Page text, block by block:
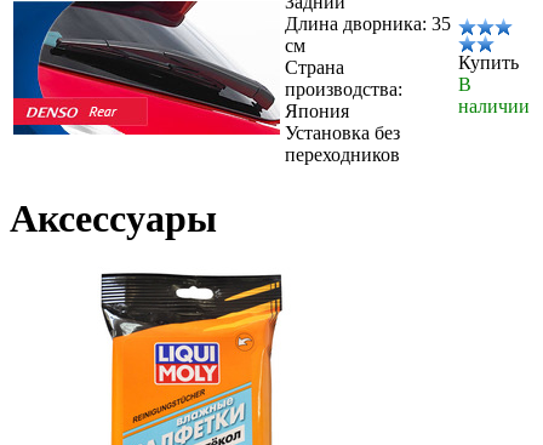
Длина дворника: 35
см
Страна
производства:
Япония
Установка без
переходников
Купить
В
наличии
Аксессуары